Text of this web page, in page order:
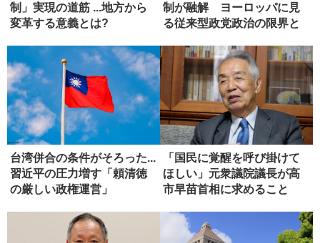
制」実現の道筋 ...地方から
変革する意義とは?
制が融解 ヨーロッパに見
る従来型政党政治の限界と
台湾併合の条件がそろった...
習近平の圧力増す「頼清徳
の厳しい政権運営」
「国民に覚醒を呼び掛けて
ほしい」元衆議院議長が高
市早苗首相に求めること